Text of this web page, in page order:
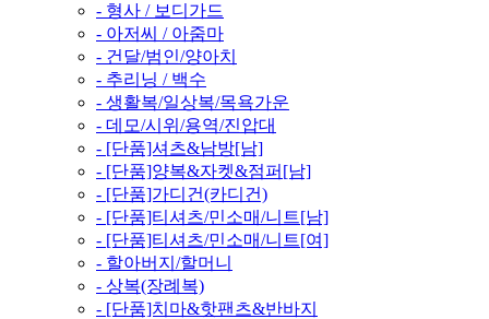
- 형사 / 보디가드
- 아저씨 / 아줌마
- 건달/범인/양아치
- 추리닝 / 백수
- 생활복/일상복/목욕가운
- 데모/시위/용역/진압대
- [단품]셔츠&남방[남]
- [단품]양복&자켓&점퍼[남]
- [단품]가디건(카디건)
- [단품]티셔츠/민소매/니트[남]
- [단품]티셔츠/민소매/니트[여]
- 할아버지/할머니
- 상복(장례복)
- [단품]치마&핫팬츠&반바지